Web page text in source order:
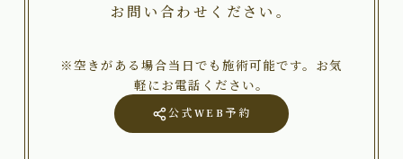
お問い合わせください。
※空きがある場合当日でも施術可能です。お気
軽にお電話ください。
公式WEB予約